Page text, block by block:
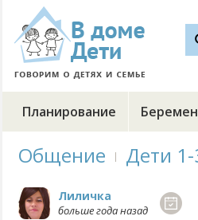
Планирование
Общение Дети 1-
Лиличка
больше года назад